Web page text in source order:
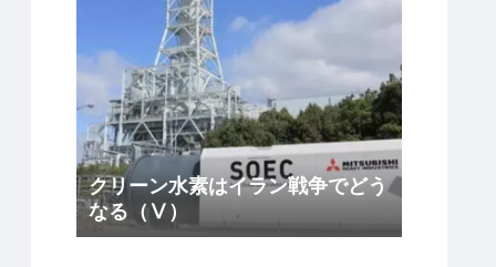
クリーン水素はイラン戦争でどう
なる（Ⅴ）